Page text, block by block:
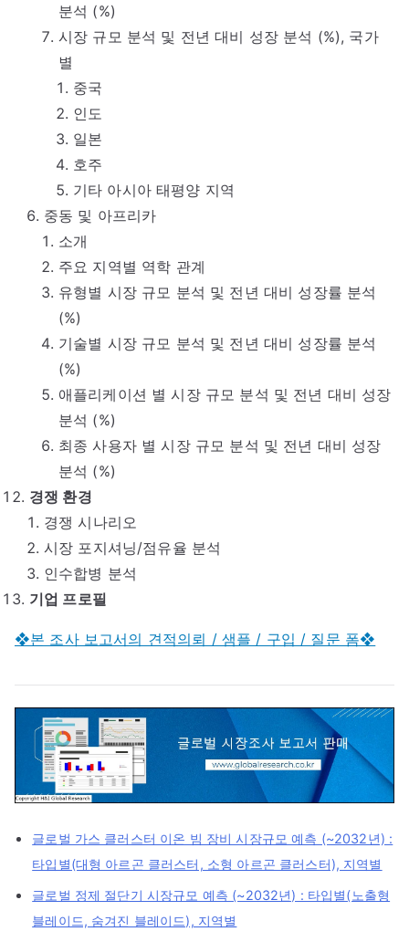
분석 (%)
시장 규모 분석 및 전년 대비 성장 분석 (%), 국가
별
중국
인도
일본
호주
기타 아시아 태평양 지역
중동 및 아프리카
소개
주요 지역별 역학 관계
유형별 시장 규모 분석 및 전년 대비 성장률 분석
(%)
기술별 시장 규모 분석 및 전년 대비 성장률 분석
(%)
애플리케이션 별 시장 규모 분석 및 전년 대비 성장
분석 (%)
최종 사용자 별 시장 규모 분석 및 전년 대비 성장
분석 (%)
경쟁 환경
경쟁 시나리오
시장 포지셔닝/점유율 분석
인수합병 분석
기업 프로필
❖본 조사 보고서의 견적의뢰 / 샘플 / 구입 / 질문 폼❖
글로벌 가스 클러스터 이온 빔 장비 시장규모 예측 (~2032년) :
타입별(대형 아르곤 클러스터, 소형 아르곤 클러스터), 지역별
글로벌 정제 절단기 시장규모 예측 (~2032년) : 타입별(노출형
블레이드, 숨겨진 블레이드), 지역별